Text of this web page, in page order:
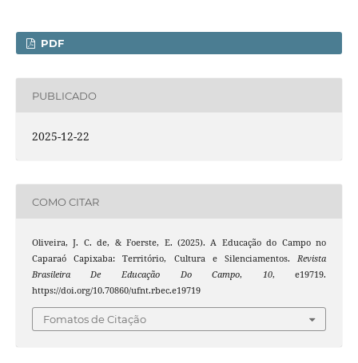
PDF
PUBLICADO
2025-12-22
COMO CITAR
Oliveira, J. C. de, & Foerste, E. (2025). A Educação do Campo no
Caparaó Capixaba: Território, Cultura e Silenciamentos.Revista
Brasileira De Educação Do Campo, 10, e19719.
https://doi.org/10.70860/ufnt.rbec.e19719
Fomatos de Citação